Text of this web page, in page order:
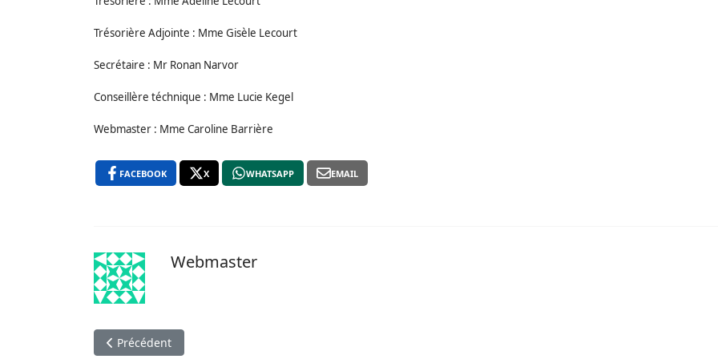
Trésorière Adjointe : Mme Gisèle Lecourt
Secrétaire : Mr Ronan Narvor
Conseillère téchnique : Mme Lucie Kegel
Webmaster : Mme Caroline Barrière
FACEBOOK X WHATSAPP EMAIL
Webmaster
Article précédent : Clarification
Précédent